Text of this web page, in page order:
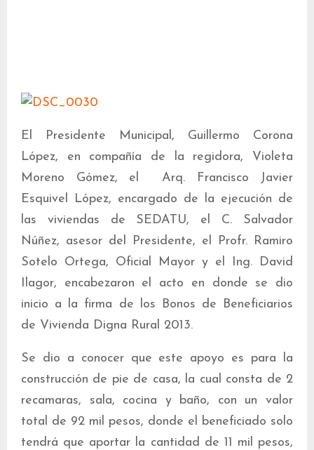
El Presidente Municipal, Guillermo Corona
López, en compañía de la regidora, Violeta
Moreno Gómez, el Arq. Francisco Javier
Esquivel López, encargado de la ejecución de
las viviendas de SEDATU, el C. Salvador
Núñez, asesor del Presidente, el Profr. Ramiro
Sotelo Ortega, Oficial Mayor y el Ing. David
Ilagor, encabezaron el acto en donde se dio
inicio a la firma de los Bonos de Beneficiarios
de Vivienda Digna Rural 2013.
Se dio a conocer que este apoyo es para la
construcción de pie de casa, la cual consta de 2
recamaras, sala, cocina y baño, con un valor
total de 92 mil pesos, donde el beneficiado solo
tendrá que aportar la cantidad de 11 mil pesos,